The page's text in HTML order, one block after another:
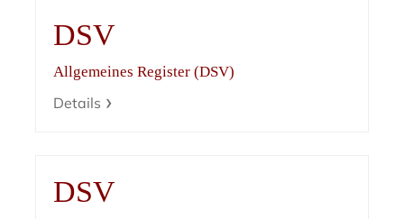
DSV
Allgemeines Register (DSV)
Details
DSV